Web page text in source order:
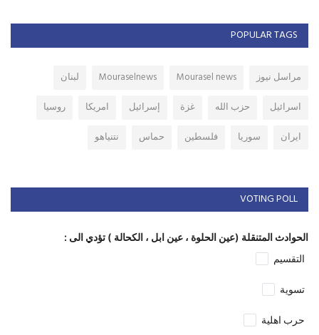
POPULAR TAGS
مراسل نيوز Mourasel news
Mouraselnews
لبنان
اسرائيل
حزب الله غزة إسرائيل امريكا
روسيا
ايران
سوريا فلسطين حماس نتنياهو
VOTING POLL
الحوادث المتنقلة (عين الحلوة ، عين ابل ، الكحالة ) تؤدي الى :
التقسيم
تسوية
حرب اهلية